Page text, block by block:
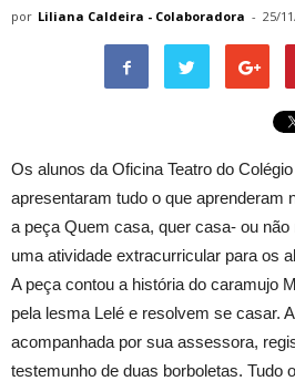
por Liliana Caldeira - Colaboradora - 25/
Os alunos da Oficina Teatro do
apresentaram tudo o que aprenderam
a peça Quem casa, quer casa- ou não
uma atividade extracurricular para os
A peça contou a história do caramujo
pela lesma Lelé e resolvem se casar.
acompanhada por sua assessora,
testemunho de duas borboletas. Tudo